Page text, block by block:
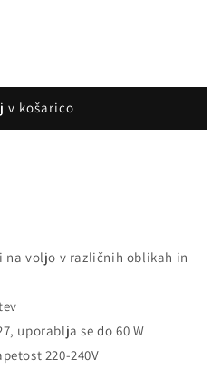
v košarico
na voljo v različnih oblikah in
uporablja se do 60 W
220-240V